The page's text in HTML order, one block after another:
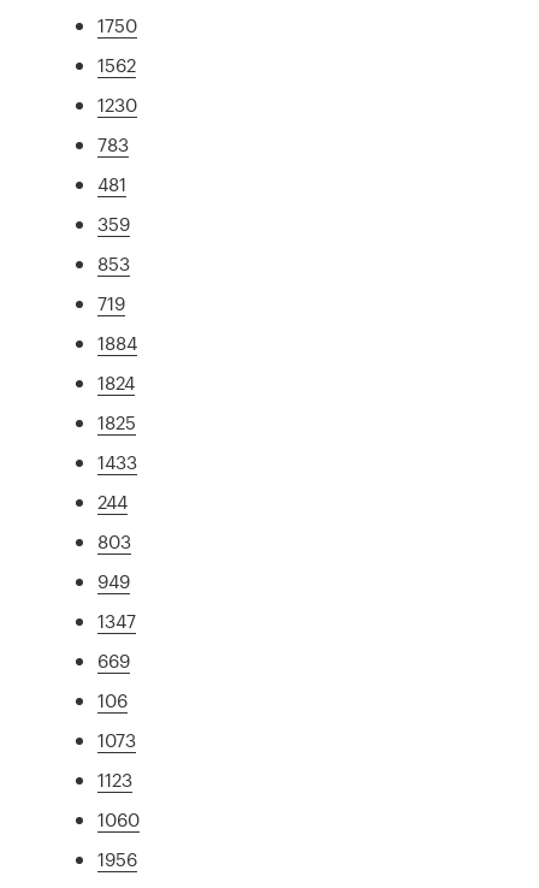
1750
1562
1230
783
481
359
853
719
1884
1824
1825
1433
244
803
949
1347
669
106
1073
1123
1060
1956